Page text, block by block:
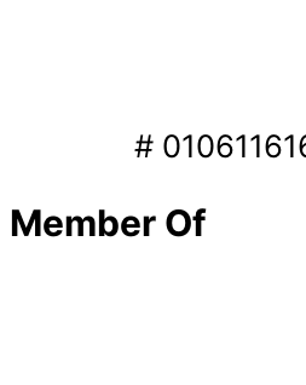
#
Member Of